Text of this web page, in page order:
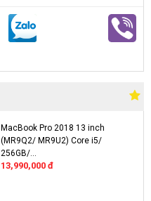
MacBook Pro 2018 13 inch
(MR9Q2/ MR9U2) Core i5/
256GB/...
13,990,000 đ